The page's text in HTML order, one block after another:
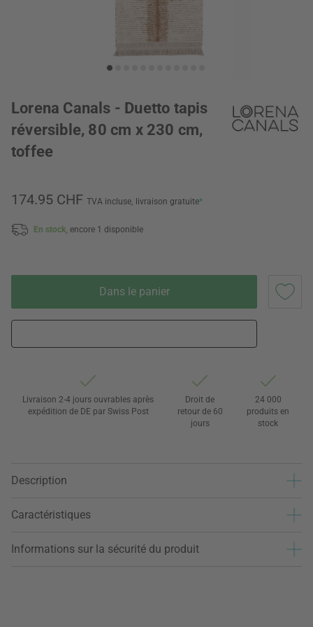
Lorena Canals - Duetto tapis
réversible, 80 cm x 230 cm,
toffee
174.95 CHF TVA incluse, livraison gratuite*
En stock, encore 1 disponible
Dans le panier
Livraison 2-4 jours ouvrables après
expédition de DE par Swiss Post
Droit de
retour de 60
jours
24 000
produits en
stock
Description
Caractéristiques
Informations sur la sécurité du produit